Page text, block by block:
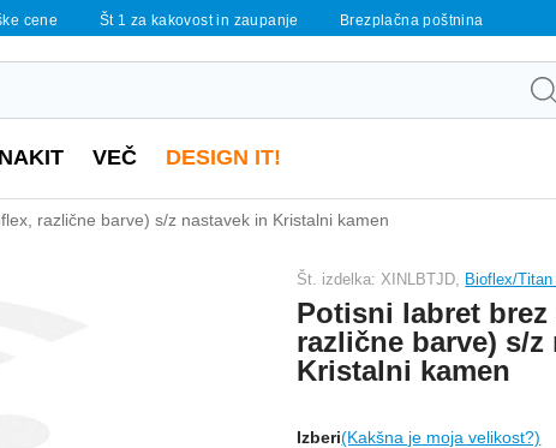
cene Št 1 za kakovost in zaupanje Brezplačna poštnina
VEČ DESIGN IT!
različne barve) s/z nastavek in Kristalni kamen
Št. izdelka: XINLBTJD, Bioflex/
Potisni labret
različne barve) s/z
Kristalni kamen
Izberi(Kakšna je moja velikost?)